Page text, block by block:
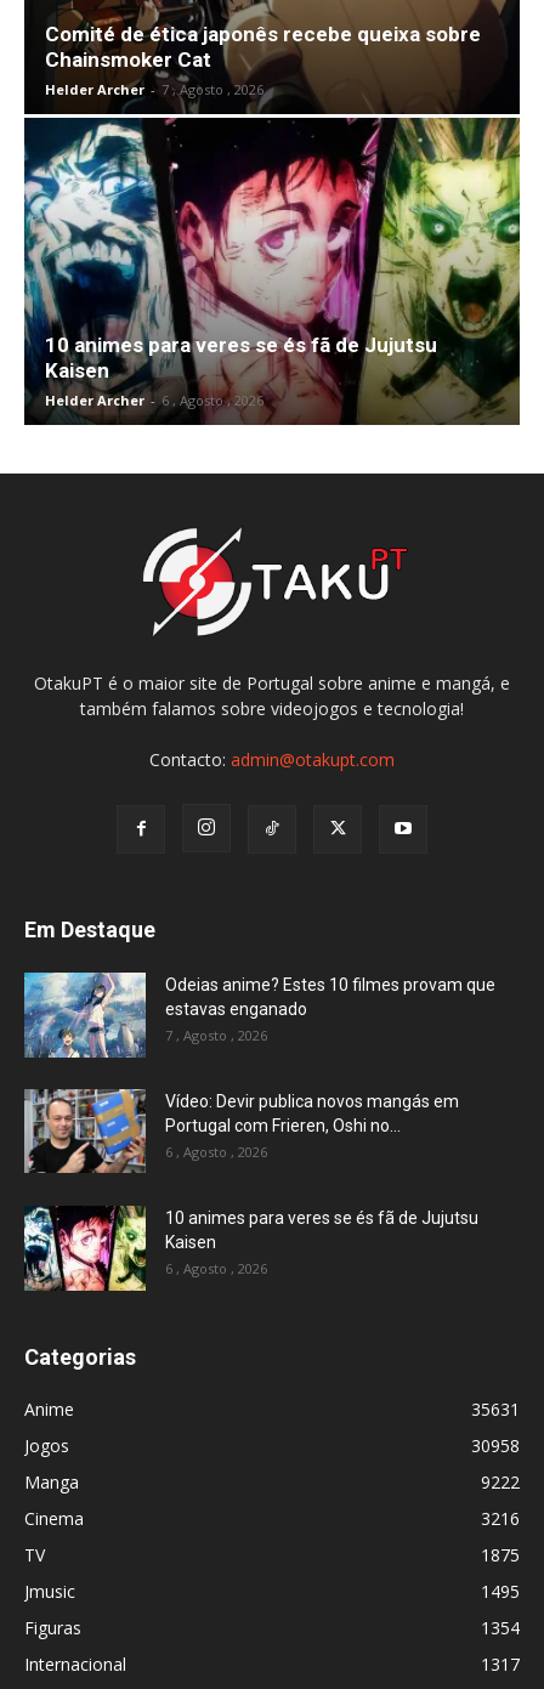
Comité de ética japonês recebe queixa sobre
Chainsmoker Cat
Helder Archer - 7 , Agosto , 2026
10 animes para veres se és fã de Jujutsu
Kaisen
Helder Archer - 6 , Agosto , 2026
OtakuPT é o maior site de Portugal sobre anime e mangá, e
também falamos sobre videojogos e tecnologia!
Contacto: admin@otakupt.com
Em Destaque
Odeias anime? Estes 10 filmes provam que
estavas enganado
7 , Agosto , 2026
Vídeo: Devir publica novos mangás em
Portugal com Frieren, Oshi no...
6 , Agosto , 2026
10 animes para veres se és fã de Jujutsu
Kaisen
6 , Agosto , 2026
Categorias
Anime
35631
Jogos
30958
Manga
9222
Cinema
3216
TV
1875
Jmusic
1495
Figuras
1354
Internacional
1317